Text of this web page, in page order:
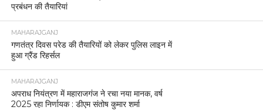
प्रबंधन की तैयारियां
MAHARAJGANJ
गणतंत्र दिवस परेड की तैयारियों को लेकर पुलिस लाइन में
हुआ ग्रैंड रिहर्सल
MAHARAJGANJ
अपराध नियंत्रण में महाराजगंज ने रचा नया मानक, वर्ष
2025 रहा निर्णायक : डीएम संतोष कुमार शर्मा